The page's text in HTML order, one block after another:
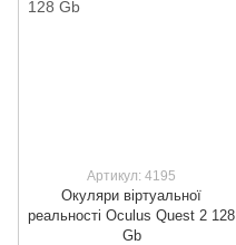
Артикул: 4195
Окуляри віртуальної
реальності Oculus Quest 2 128
Gb